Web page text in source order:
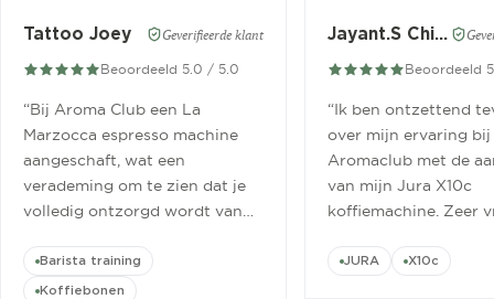
Tattoo Joey Geverifieerde klant
Beoordeeld 5.0 / 5.0
“Bij Aroma Club een La
Marzocca espresso machine
aangeschaft, wat een
verademing om te zien dat je
volledig ontzorgd wordt van
cursus.”
Barista training
Koffiebonen
Jayant.S Chitaroe
Beoordeeld
“Ik ben ontzettend
over mijn ervaring bij
Aromaclub met de
van mijn Jura X10c
koffiemachine. Zeer
JURA X10c